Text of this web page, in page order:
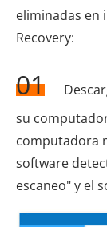
eliminadas en
Recovery:
01
su
computadora
software
escaneo" y el